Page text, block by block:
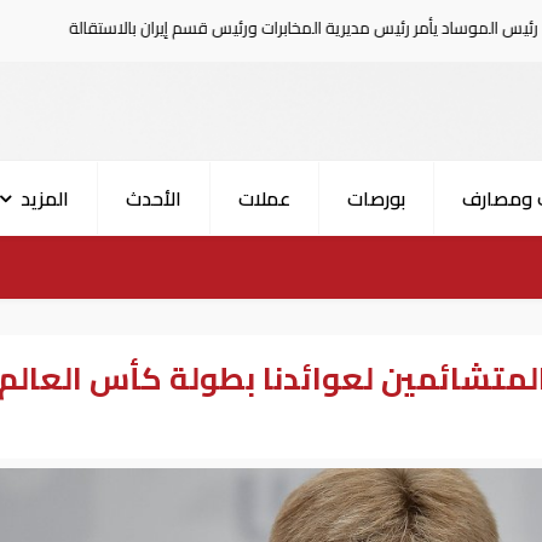
رئيس مديرية المخابرات ورئيس قسم إيران بالاستقالة
ومصارف بورصات عملات الأحدث المزيد
لعوائدنا بطولة كأس